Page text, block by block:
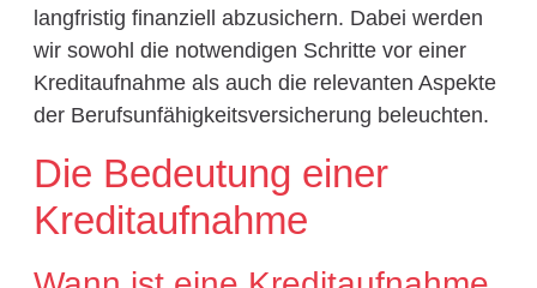
langfristig finanziell abzusichern. Dabei werden
wir sowohl die notwendigen Schritte vor einer
Kreditaufnahme als auch die relevanten Aspekte
der Berufsunfähigkeitsversicherung beleuchten.
Die Bedeutung einer
Kreditaufnahme